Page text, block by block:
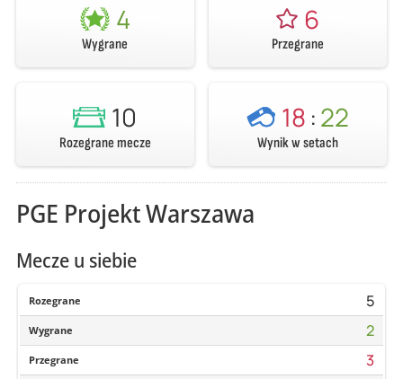
4
Wygrane
6
Przegrane
10
Rozegrane mecze
18 :22
Wynik w setach
PGE Projekt Warszawa
Mecze u siebie
Rozegrane 5
Wygrane 2
Przegrane 3